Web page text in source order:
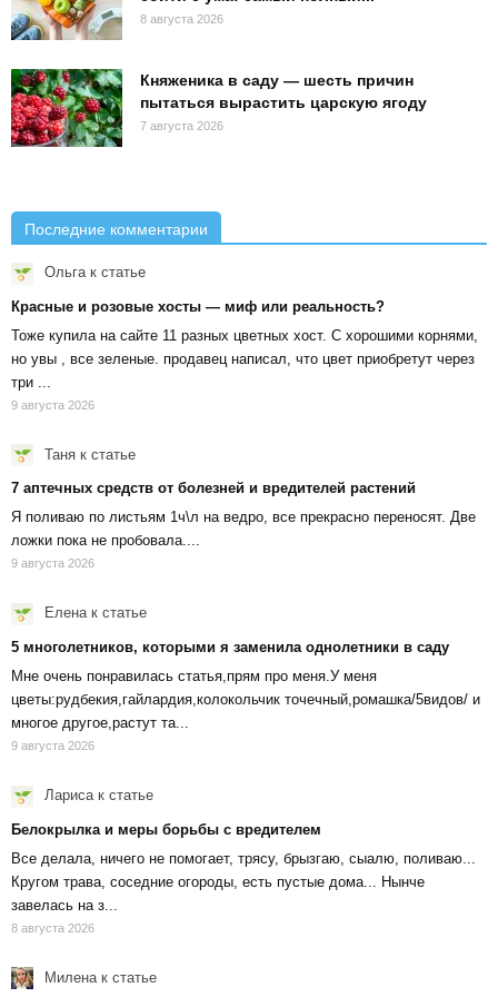
8 августа 2026
Княженика в саду — шесть причин
пытаться вырастить царскую ягоду
7 августа 2026
Последние комментарии
Ольгак статье
Красные и розовые хосты — миф или реальность?
Тоже купила на сайте 11 разных цветных хост. С хорошими корнями,
но увы , все зеленые. продавец написал, что цвет приобретут через
три ...
9 августа 2026
Таня к статье
7 аптечных средств от болезней и вредителей растений
Я поливаю по листьям 1ч\л на ведро, все прекрасно переносят. Две
ложки пока не пробовала....
9 августа 2026
Еленак статье
5 многолетников, которыми я заменила однолетники в саду
Мне очень понравилась статья,прям про меня.У меня
цветы:рудбекия,гайлардия,колокольчик точечный,ромашка/5видов/ и
многое другое,растут та...
9 августа 2026
Ларисак статье
Белокрылка и меры борьбы с вредителем
Все делала, ничего не помогает, трясу, брызгаю, сыалю, поливаю...
Кругом трава, соседние огороды, есть пустые дома... Нынче
завелась на з...
8 августа 2026
Милена к статье